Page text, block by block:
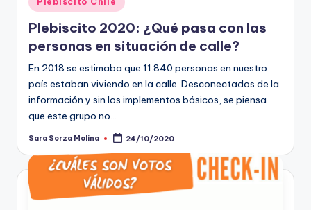
en
Plebiscito 2020: ¿Qué pasa con las
personas en situación de calle?
En 2018 se estimaba que 11.840 personas en nuestro
país estaban viviendo en la calle. Desconectados de la
información y sin los implementos básicos, se piensa
que este grupo no…
Publicado
Sara Sorza Molina 24/10/2020